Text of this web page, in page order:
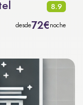
8.9
desde72€noche